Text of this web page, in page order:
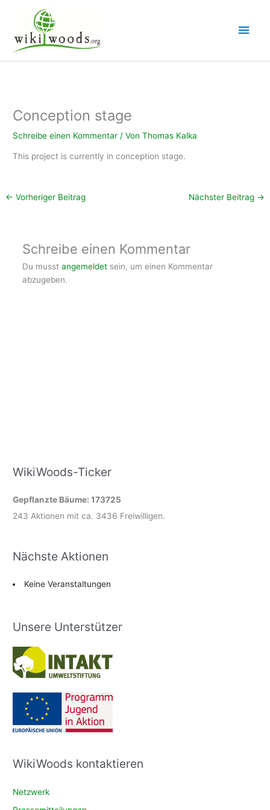
springen
Conception stage
Schreibe einen Kommentar / VonThomas Kalka
This project is currently in conception stage.
← Vorheriger Beitrag Nächster Beitrag →
Schreibe einen Kommentar
Du musst angemeldetsein, um einen Kommentar
abzugeben.
WikiWoods-Ticker
Gepflanzte Bäume: 173725
243 Aktionen mit ca. 3436 Freiwilligen.
Nächste Aktionen
Keine Veranstaltungen
Unsere Unterstützer
WikiWoods kontaktieren
Netzwerk